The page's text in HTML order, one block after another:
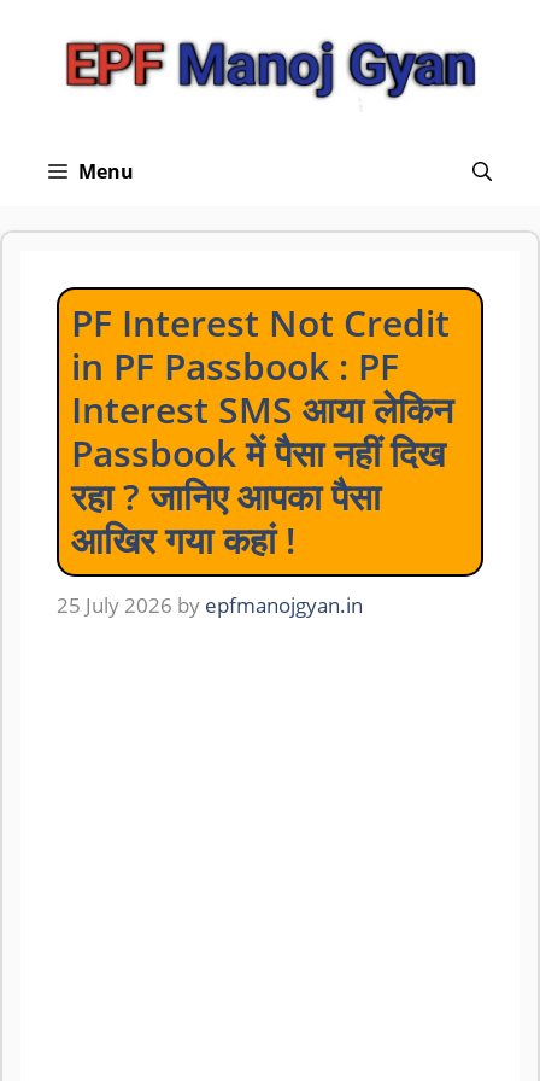
Menu
PF Interest Not Credit
in PF Passbook : PF
Interest SMS आया लेकिन
Passbook में पैसा नहीं दिख
रहा ? जानिए आपका पैसा
आखिर गया कहां !
25 July 2026 by epfmanojgyan.in